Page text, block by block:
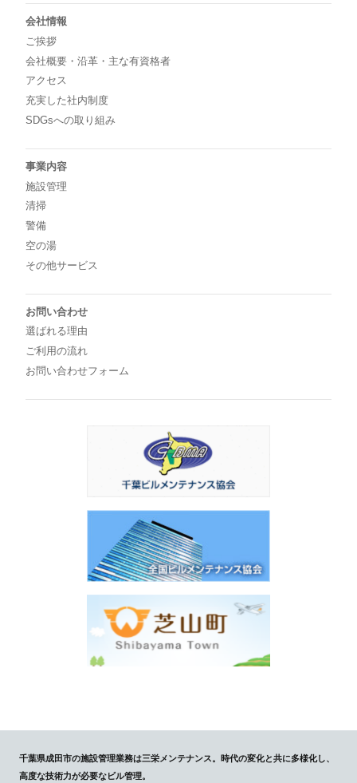
会社情報
ご挨拶
会社概要・沿革・主な有資格者
アクセス
充実した社内制度
SDGsへの取り組み
事業内容
施設管理
清掃
警備
空の湯
その他サービス
お問い合わせ
選ばれる理由
ご利用の流れ
お問い合わせフォーム
千葉県成田市の施設管理業務は三栄メンテナンス。時代の変化と共に多様化し、
高度な技術力が必要なビル管理。